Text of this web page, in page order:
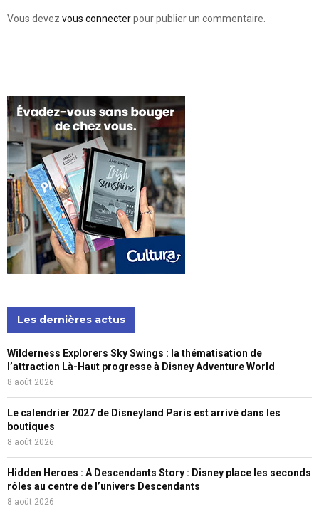
Vous devez vous connecterpour publier un commentaire.
Les dernières actus
Wilderness Explorers Sky Swings : la thématisation de
l’attraction Là-Haut progresse à Disney Adventure World
8 août 2026
Le calendrier 2027 de Disneyland Paris est arrivé dans les
boutiques
8 août 2026
Hidden Heroes : A Descendants Story : Disney place les seconds
rôles au centre de l’univers Descendants
8 août 2026